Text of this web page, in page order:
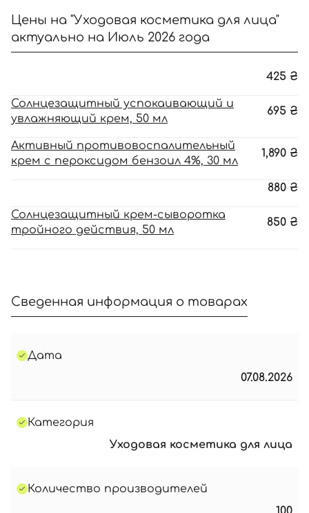
Цены на "Уходовая косметика для лица"
актуально на Июль 2026 года
425 ₴
Солнцезащитный успокаивающий и
увлажняющий крем, 50 мл
695 ₴
Активный противовоспалительный
крем с пероксидом бензоил 4%, 30 мл
1,890 ₴
880 ₴
Солнцезащитный крем-сыворотка
тройного действия, 50 мл
850 ₴
Сведенная информация о товарах
Дата
07.08.2026
Категория
Уходовая косметика для лица
Количество производителей